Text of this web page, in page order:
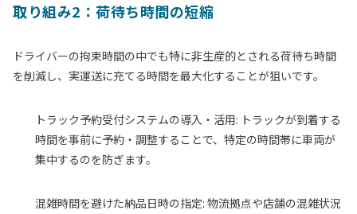
取り組み2：荷待ち時間の短縮
ドライバーの拘束時間の中でも特に非生産的とされる荷待ち時間
を削減し、実運送に充てる時間を最大化することが狙いです。
トラック予約受付システムの導入・活用: トラックが到着する
時間を事前に予約・調整することで、特定の時間帯に車両が
集中するのを防ぎます。
混雑時間を避けた納品日時の指定: 物流拠点や店舗の混雑状況